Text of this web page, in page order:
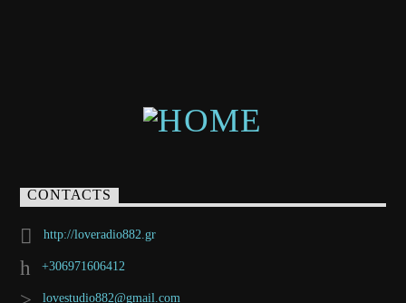
CONTACTS
http://loveradio882.gr
+306971606412
lovestudio882@gmail.com